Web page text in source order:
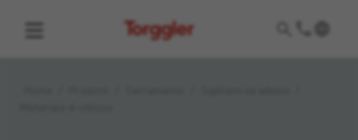
Torggler